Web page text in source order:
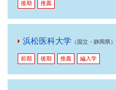
後期 推薦
浜松医科大学 （国立・静岡県）
前期 後期 推薦 編入学